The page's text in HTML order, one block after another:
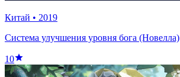
Китай • 2019
Система улучшения уровня бога (Новелла)
10